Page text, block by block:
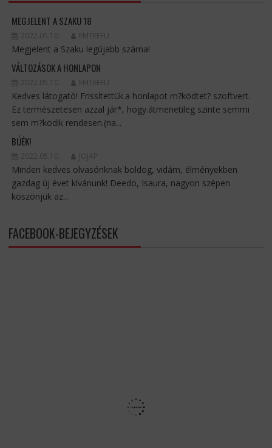
MEGJELENT A SZAKU 18
2022.05.10. EMTEEFU
Megjelent a Szaku legújabb száma!
VÁLTOZÁSOK A HONLAPON
2022.05.10. EMTEEFU
Kedves látogató! Frissítettük.a honlapot m?ködtet? szoftvert.
Ez természetesen azzal jár*, hogy.átmenetileg szinte semmi
sem m?ködik rendesen.(na...
BÚÉK!
2022.05.10. JOJAP
Minden kedves olvasónknak boldog, vidám, élményekben
gazdag új évet kívánunk! Deedo, Isaura, nagyon szépen
köszönjük az...
FACEBOOK-BEJEGYZÉSEK